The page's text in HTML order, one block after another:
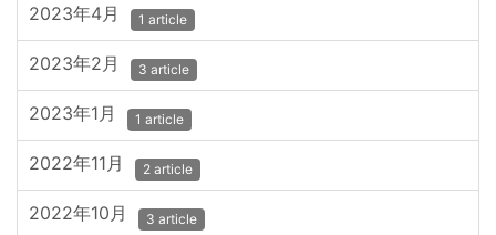
2023年4月 1 article
2023年2月 3 article
2023年1月 1 article
2022年11月 2 article
2022年10月 3 article